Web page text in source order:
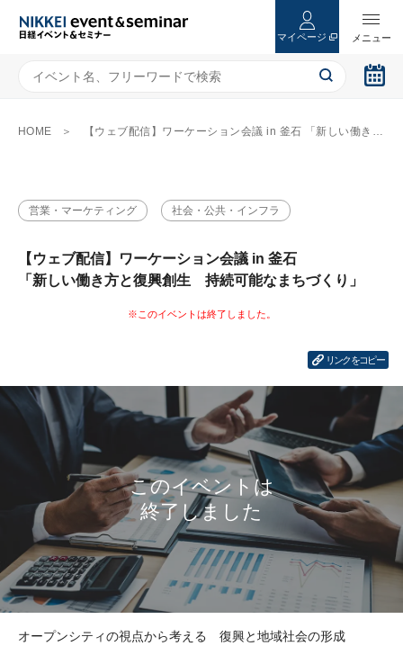
マイページ
HOME 【ウェブ配信】ワーケーション会議 in 釜石 「新しい働き方と復興創生 持続可能なまちづくり」
営業・マーケティング 社会・公共・インフラ
【ウェブ配信】ワーケーション会議 in 釜石
「新しい働き方と復興創生 持続可能なまちづくり」
リンクをコピー
オープンシティの視点から考える 復興と地域社会の形成